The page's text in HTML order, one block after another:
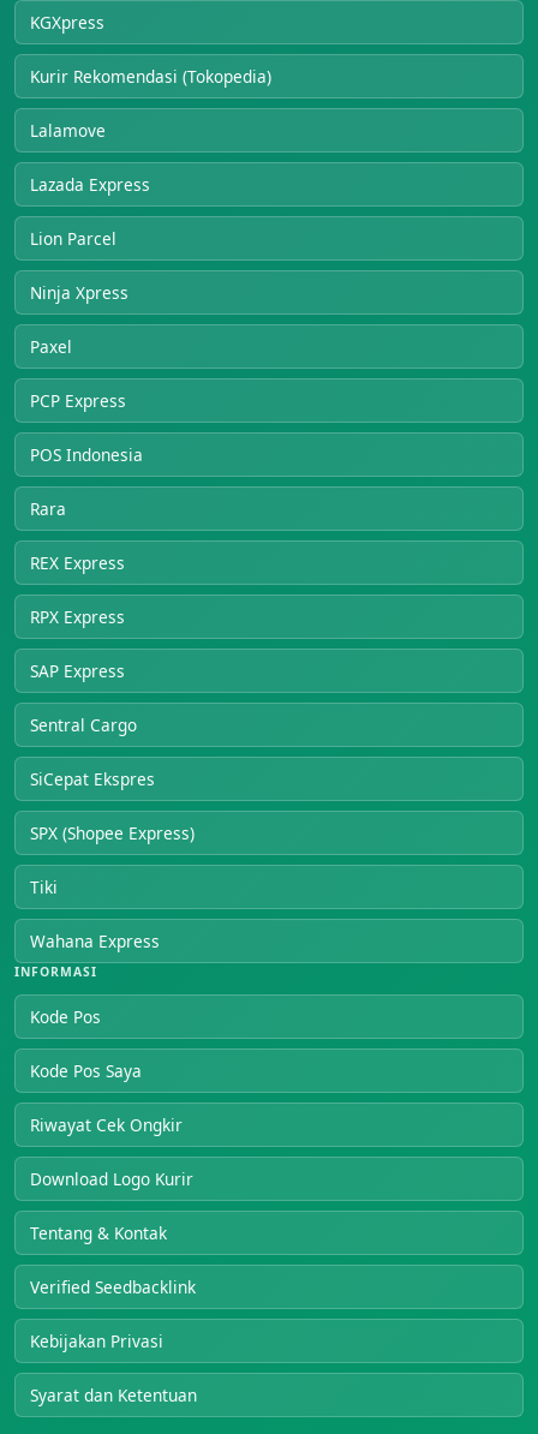
KGXpress
Kurir Rekomendasi (Tokopedia)
Lalamove
Lazada Express
Lion Parcel
Ninja Xpress
Paxel
PCP Express
POS Indonesia
Rara
REX Express
RPX Express
SAP Express
Sentral Cargo
SiCepat Ekspres
SPX (Shopee Express)
Tiki
Wahana Express
INFORMASI
Kode Pos
Kode Pos Saya
Riwayat Cek Ongkir
Download Logo Kurir
Tentang & Kontak
Verified Seedbacklink
Kebijakan Privasi
Syarat dan Ketentuan